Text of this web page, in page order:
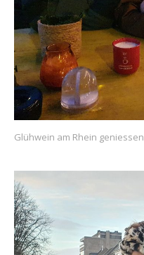
Glühwein am Rhein geniessen